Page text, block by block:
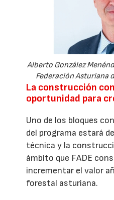
Alberto González
Federación Asturiana
La construcción
oportunidad para
Uno de los bloques
del programa estará
técnica y la
ámbito que FADE
incrementar el valor
forestal asturiana.